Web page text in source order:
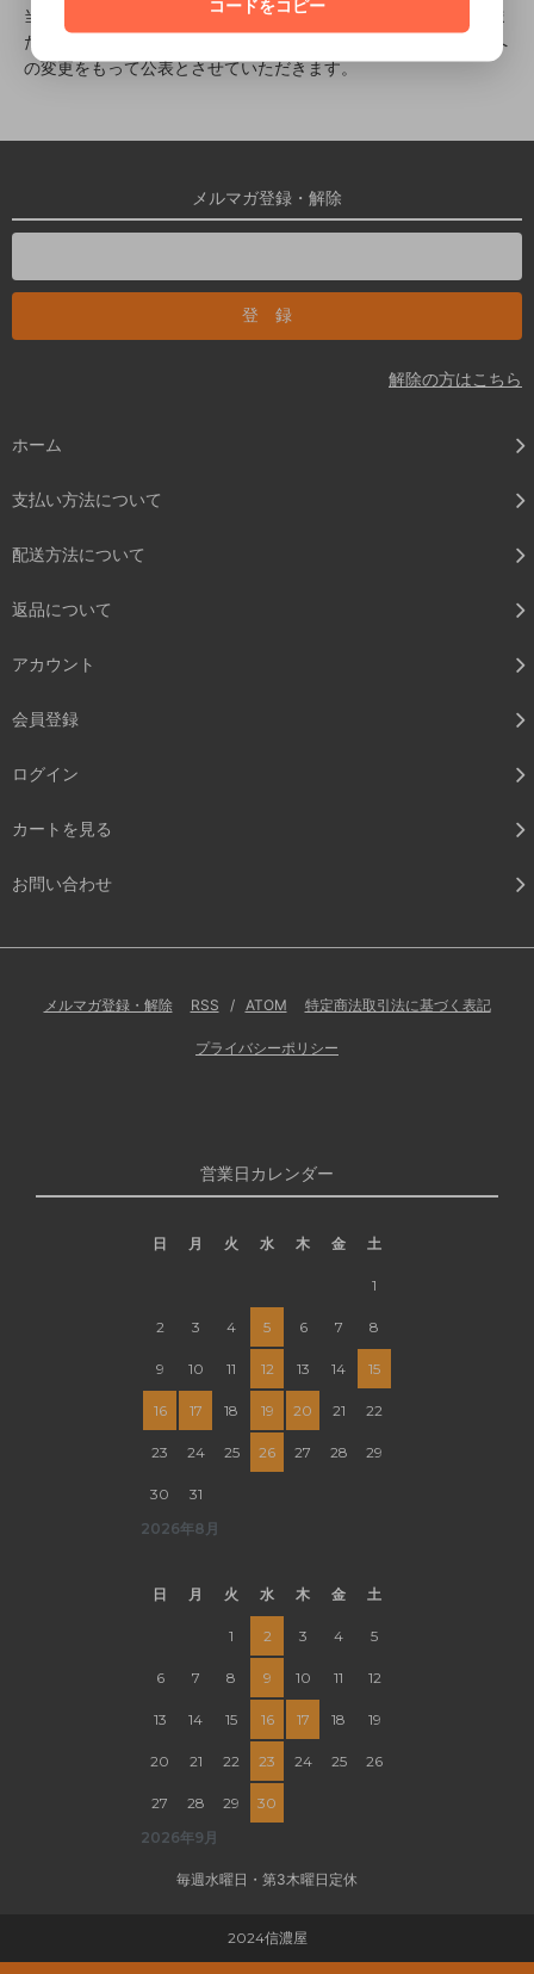
当ショップでは、収集する個人情報の変更、利用目的の変更、ま
たはその他プライバシーポリシーの変更を行う際は、当ページへ
の変更をもって公表とさせていただきます。
メルマガ登録・解除
解除の方はこちら
ホーム
支払い方法について
配送方法について
返品について
アカウント
会員登録
ログイン
カートを見る
お問い合わせ
メルマガ登録・解除 RSS / ATOM 特定商法取引法に基づく表記
プライバシーポリシー
営業日カレンダー
2026年8月
日 月 火 水 木 金 土
1
2 3 4 5 6 7 8
9 10 11 12 13 14 15
16 17 18 19 20 21 22
23 24 25 26 27 28 29
30 31
2026年9月
日 月 火 水 木 金 土
1 2 3 4 5
6 7 8 9 10 11 12
13 14 15 16 17 18 19
20 21 22 23 24 25 26
27 28 29 30
毎週水曜日・第3木曜日定休
2024信濃屋
コードをコピー